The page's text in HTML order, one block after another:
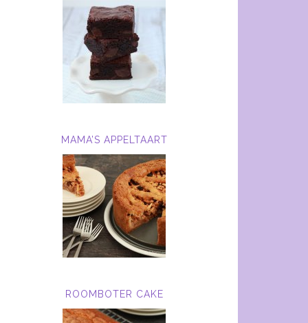
MAMA’S APPELTAART
ROOMBOTER CAKE